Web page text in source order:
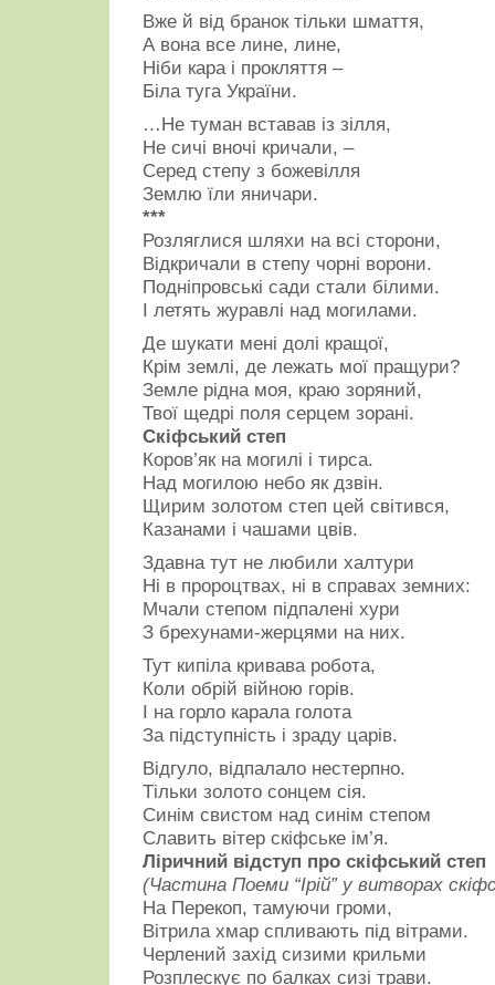
Вже й від бранок тільки шмаття,
А вона все лине, лине,
Ніби кара і прокляття –
Біла туга України.
…Не туман вставав із зілля,
Не сичі вночі кричали, –
Серед степу з божевілля
Землю їли яничари.
***
Розляглися шляхи на всі сторони,
Відкричали в степу чорні ворони.
Подніпровські сади стали білими.
І летять журавлі над могилами.
Де шукати мені долі кращої,
Крім землі, де лежать мої пращури?
Земле рідна моя, краю зоряний,
Твої щедрі поля серцем зорані.
Скіфський степ
Коров’як на могилі і тирса.
Над могилою небо як дзвін.
Щирим золотом степ цей світився,
Казанами і чашами цвів.
Здавна тут не любили халтури
Ні в пророцтвах, ні в справах земних:
Мчали степом підпалені хури
З брехунами-жерцями на них.
Тут кипіла кривава робота,
Коли обрій війною горів.
І на горло карала голота
За підступність і зраду царів.
Відгуло, відпалало нестерпно.
Тільки золото сонцем сія.
Синім свистом над синім степом
Славить вітер скіфське ім’я.
Ліричний відступ про скіфський степ
(Частина Поеми “Ірій” у витворах
На Перекоп, тамуючи громи,
Вітрила хмар спливають під вітрами.
Черлений захід сизими крильми
Розплескує по балках сизі трави.